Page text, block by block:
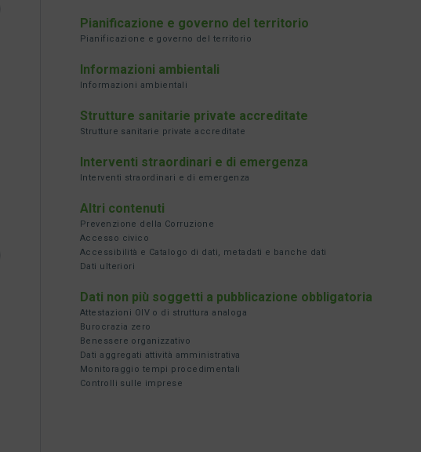
Pianificazione e governo del territorio
Pianificazione e governo del territorio
Informazioni ambientali
Informazioni ambientali
Strutture sanitarie private accreditate
Strutture sanitarie private accreditate
Interventi straordinari e di emergenza
Interventi straordinari e di emergenza
Altri contenuti
Prevenzione della Corruzione
Accesso civico
Accessibilità e Catalogo di dati, metadati e banche dati
Dati ulteriori
Dati non più soggetti a pubblicazione obbligatoria
Attestazioni OIV o di struttura analoga
Burocrazia zero
Benessere organizzativo
Dati aggregati attività amministrativa
Monitoraggio tempi procedimentali
Controlli sulle imprese